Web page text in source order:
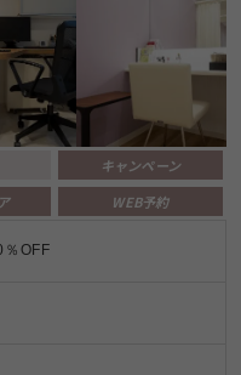
キャンペーン
WEB予約
％OFF